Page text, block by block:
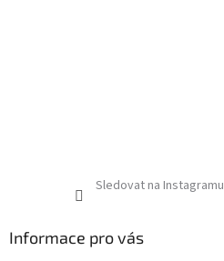
Sledovat na Instagramu
Informace pro vás